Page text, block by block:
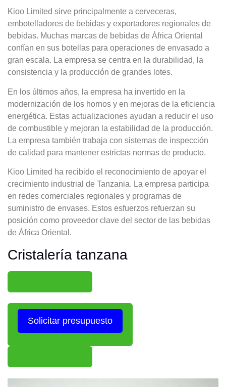
Kioo Limited sirve principalmente a cerveceras,
embotelladores de bebidas y exportadores regionales de
bebidas. Muchas marcas de bebidas de África Oriental
confían en sus botellas para operaciones de envasado a
gran escala. La empresa se centra en la durabilidad, la
consistencia y la producción de grandes lotes.
En los últimos años, la empresa ha invertido en la
modernización de los hornos y en mejoras de la eficiencia
energética. Estas actualizaciones ayudan a reducir el uso
de combustible y mejoran la estabilidad de la producción.
La empresa también trabaja con sistemas de inspección
de calidad para mantener estrictas normas de producto.
Kioo Limited ha recibido el reconocimiento de apoyar el
crecimiento industrial de Tanzania. La empresa participa
en redes comerciales regionales y programas de
suministro de envases. Estos esfuerzos refuerzan su
posición como proveedor clave del sector de las bebidas
de África Oriental.
Cristalería tanzana
Solicitar presupuesto